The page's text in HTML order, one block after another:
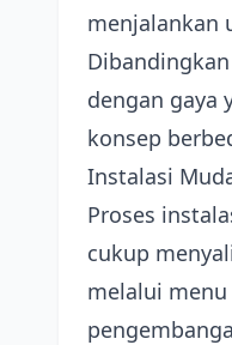
menjalankan
dengan gaya
konsep
Instalasi
Proses
cukup
melalui